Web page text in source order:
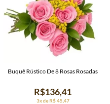
3x de R$ 45,47
R$136,41
Buquê Rústico De 8 Rosas Rosadas